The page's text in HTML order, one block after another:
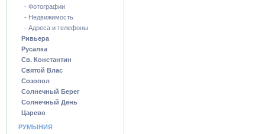
- Фотографии
- Недвижимость
- Адреса и телефоны
Ривьера
Русалка
Св. Константин
Святой Влас
Созопол
Солнечный Берег
Солнечный День
Царево
РУМЫНИЯ